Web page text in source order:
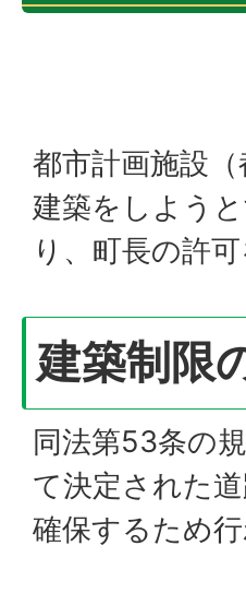
都市計画施設
建築をしよう
り、町長の許
建築制限
同法第53条の
て決定された
確保するため